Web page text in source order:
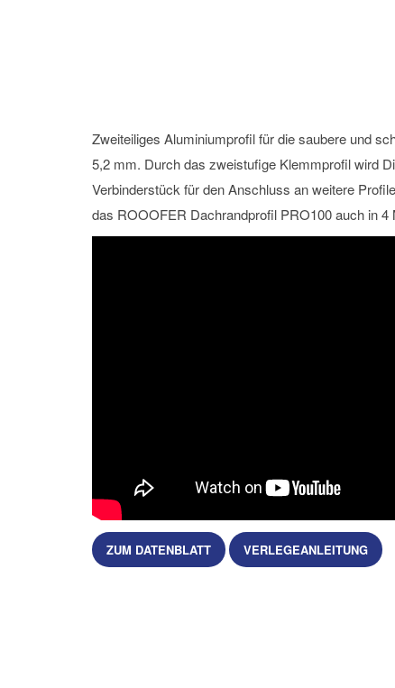
Zweiteiliges Aluminiumprofil für die saubere und
5,2 mm. Durch das zweistufige Klemmprofil wird
Verbinderstück für den Anschluss an weitere
das ROOOFER Dachrandprofil PRO100 auch in 4
ZUM DATENBLATT VERLEGEANLEITUNG